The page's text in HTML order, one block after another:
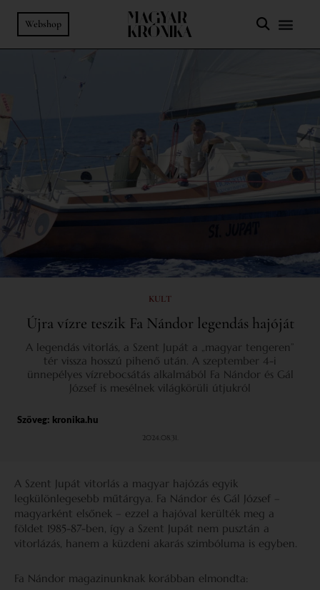
Webshop
KULT
Újra vízre teszik Fa Nándor legendás hajóját
A legendás vitorlás, a Szent Jupát a „magyar tengeren”
tér vissza hosszú pihenő után. A szeptember 4-i
ünnepélyes vízrebocsátás alkalmából Fa Nándor és Gál
József is mesélnek világkörüli útjukról
Szöveg: kronika.hu
2024.08.31.
A Szent Jupát vitorlás a magyar hajózás egyik
legkülönlegesebb műtárgya. Fa Nándor és Gál József –
magyarként elsőnek – ezzel a hajóval kerülték meg a
földet 1985-87-ben, így a Szent Jupát nem pusztán a
vitorlázás, hanem a küzdeni akarás szimbóluma is egyben.
Fa Nándor magazinunknak korábban elmondta: